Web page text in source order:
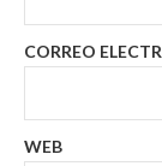
CORREO
WEB